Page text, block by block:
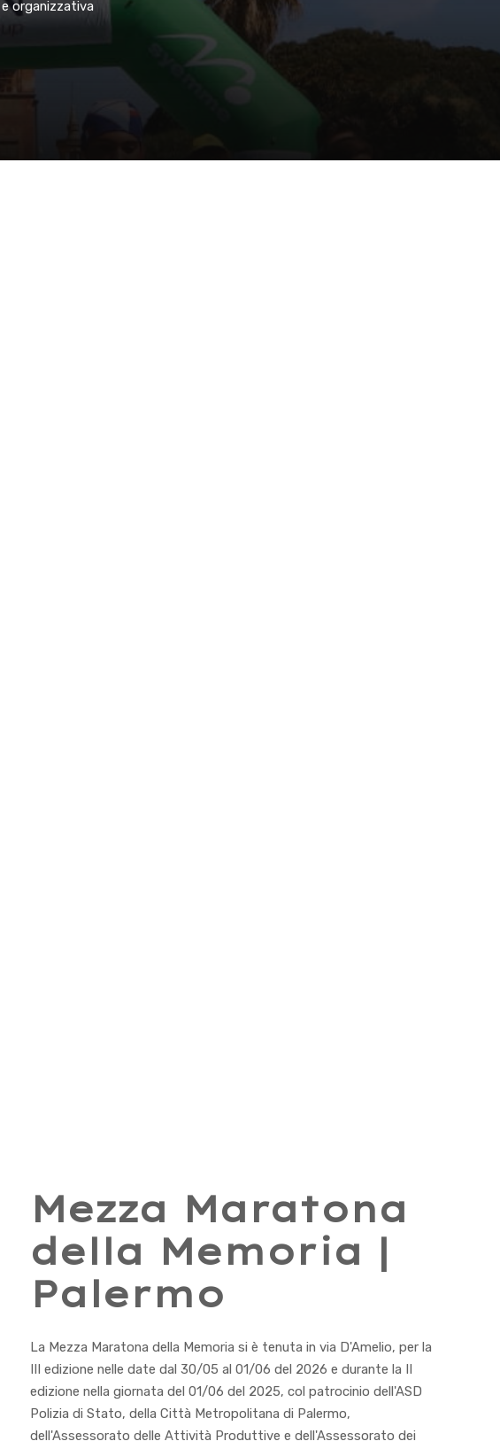
e organizzativa
Mezza Maratona
della Memoria |
Palermo
La Mezza Maratona della Memoria si è tenuta in via D'Amelio, per la
III edizione nelle date dal 30/05 al 01/06 del 2026 e durante la II
edizione nella giornata del 01/06 del 2025, col patrocinio dell'ASD
Polizia di Stato, della Città Metropolitana di Palermo,
dell'Assessorato delle Attività Produttive e dell'Assessorato dei